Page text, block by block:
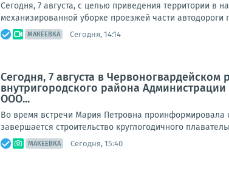
Сегодня, 7 августа, с целью приведения территории
механизированной уборке проезжей части автодороги
МАКЕЕВКА Сегодня, 14:14
Сегодня, 7 августа в
внутригородского района
ООО...
Во время встречи Мария Петровна проинформировала
завершается строительство круглогодичного
МАКЕЕВКА Сегодня, 15:40